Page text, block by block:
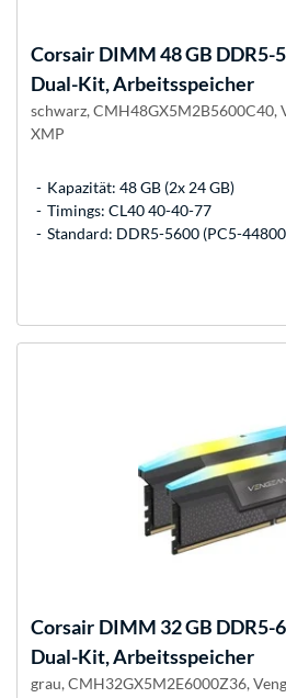
Corsair DIMM 48 GB DDR5-
Dual-Kit, Arbeitsspeicher
schwarz, CMH48GX5M2B5600C40,
XMP
Kapazität: 48 GB (2x 24 GB)
Timings: CL40 40-40-77
Standard: DDR5-5600 (PC5-
Corsair DIMM 32 GB DDR5-
Dual-Kit, Arbeitsspeicher
grau, CMH32GX5M2E6000Z36,